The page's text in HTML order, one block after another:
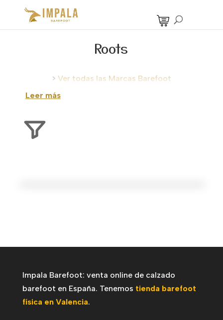
Roots
> Ver todas las Marcas Barefoot
Leer más
Impala Barefoot: venta online de calzado
barefoot en España. Tenemos tienda barefoot
física en Valencia.